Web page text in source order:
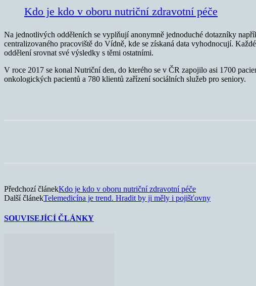
Kdo je kdo v oboru nutriční zdravotní péče
Na jednotlivých odděleních se vyplňují anonymně jednoduché dotazníky
centralizovaného pracoviště do Vídně, kde se získaná data vyhodnocují.
oddělení srovnat své výsledky s těmi ostatními.
V roce 2017 se konal Nutriční den, do kterého se v ČR zapojilo asi 1700
onkologických pacientů a 780 klientů zařízení sociálních služeb pro seniory.
Předchozí článekKdo je kdo v oboru nutriční zdravotní péče
Další článekTelemedicína je trend. Hradit by ji měly i pojišťovny
SOUVISEJÍCÍ ČLÁNKY